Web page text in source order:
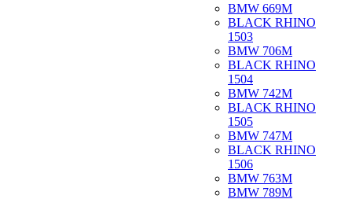
BMW 669M
BLACK RHINO
1503
BMW 706M
BLACK RHINO
1504
BMW 742M
BLACK RHINO
1505
BMW 747M
BLACK RHINO
1506
BMW 763M
BMW 789M